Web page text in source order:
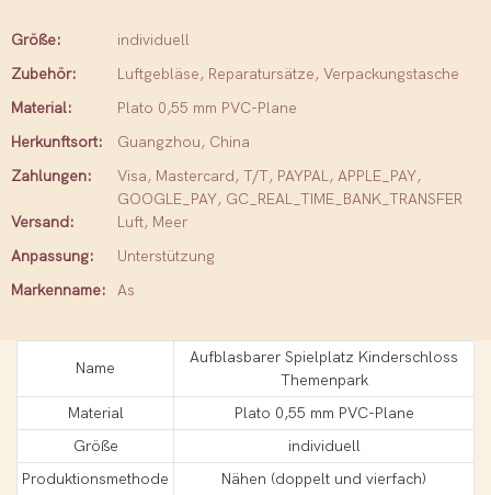
Größe:
individuell
Zubehör:
Luftgebläse, Reparatursätze, Verpackungstasche
Material:
Plato 0,55 mm PVC-Plane
Herkunftsort:
Guangzhou, China
Zahlungen:
Visa, Mastercard, T/T, PAYPAL, APPLE_PAY,
GOOGLE_PAY, GC_REAL_TIME_BANK_TRANSFER
Versand:
Luft, Meer
Anpassung:
Unterstützung
Markenname:
As
Name
Aufblasbarer Spielplatz Kinderschloss
Themenpark
Material
Plato 0,55 mm PVC-Plane
Größe
individuell
Produktionsmethode
Nähen (doppelt und vierfach)